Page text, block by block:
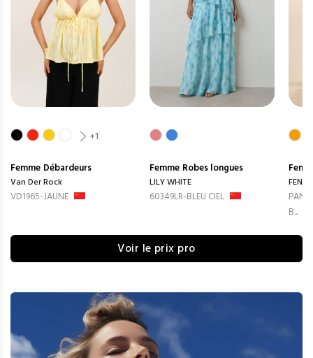
+1
Femme Débardeurs
Van Der Rock
VD1965-JAUNE
Femme Robes longues
LILY WHITE
60349LR-BLEU CIEL
B...
Voir le prix pro